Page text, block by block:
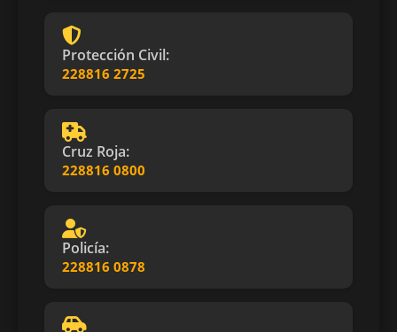
Protección Civil:
228816 2725
Cruz Roja:
228816 0800
Policía:
228816 0878